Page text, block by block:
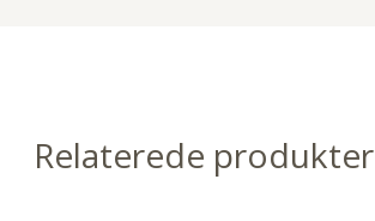
Relaterede produkter